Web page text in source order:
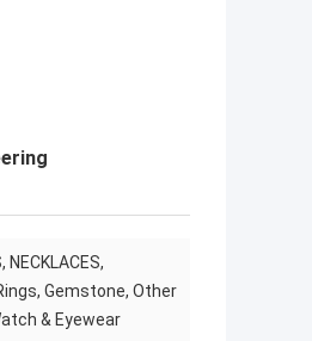
NECKLACES,
Gemstone, Other
& Eyewear